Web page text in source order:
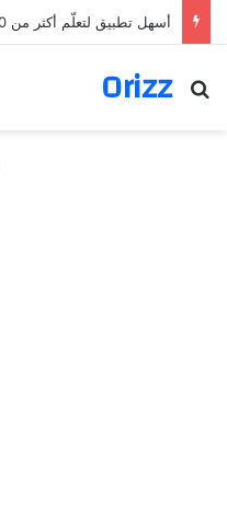
أسهل تطبيق لتعلّم أكثر من 160 ألف فعل بالألمانية
Orizz
بحث عن